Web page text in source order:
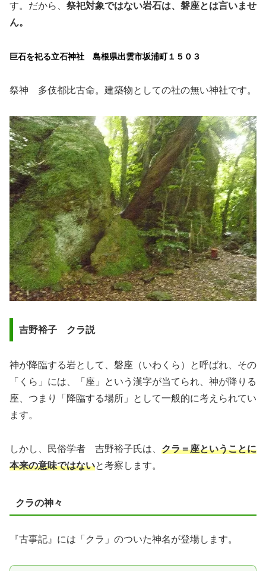
す。だから、 祭祀対象ではない岩石は、磐座とは言いませ
ん。
巨石を祀る立石神社 島根県出雲市坂浦町１５０３
祭神 多伎都比古命。建築物としての社の無い神社です。
吉野裕子 クラ説
神が降臨する岩として、磐座（いわくら）と呼ばれ、その
「くら」には、「座」という漢字が当てられ、神が降りる
座、つまり「降臨する場所」として一般的に考えられてい
ます。
しかし、民俗学者 吉野裕子氏は、 クラ＝座ということに
本来の意味ではないと考察します。
クラの神々
『古事記』には「クラ」のついた神名が登場します。